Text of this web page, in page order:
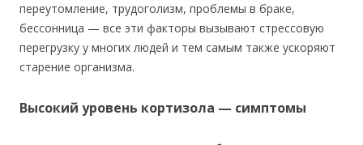
переутомление, трудоголизм, проблемы в браке,
бессонница — все эти факторы вызывают стрессовую
перегрузку у многих людей и тем самым также ускоряют
старение организма.
Высокий уровень кортизола — симптомы